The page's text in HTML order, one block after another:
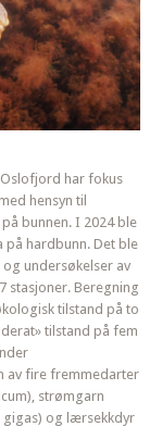
har fokus
hensyn til
bunnen. I 2024 ble
hardbunn. Det ble
undersøkelser av
stasjoner. Beregning
tilstand på to
tilstand på fem
av fire fremmedarter
strømgarn
gigas) og lærsekkdyr